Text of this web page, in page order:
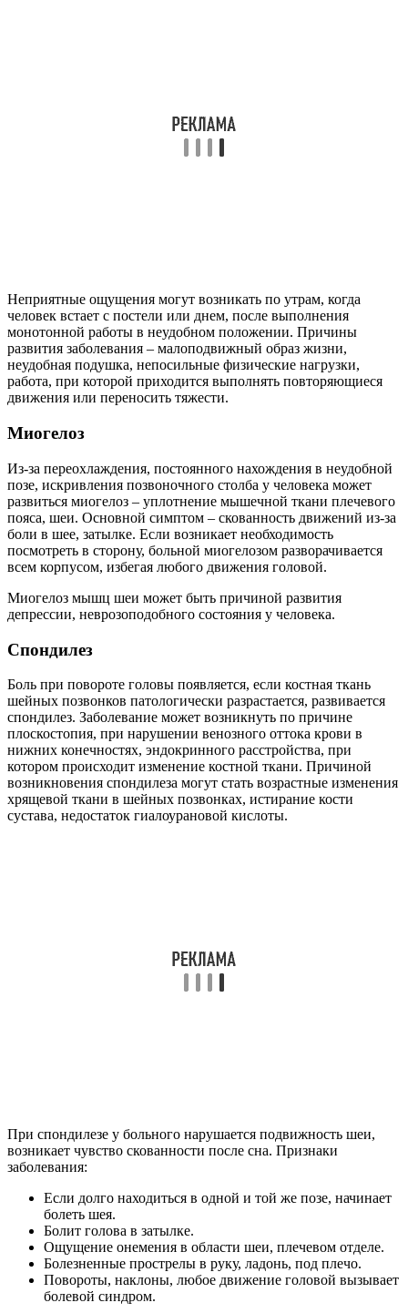
Неприятные ощущения могут возникать по утрам, когда
человек встает с постели или днем, после выполнения
монотонной работы в неудобном положении. Причины
развития заболевания – малоподвижный образ жизни,
неудобная подушка, непосильные физические нагрузки,
работа, при которой приходится выполнять повторяющиеся
движения или переносить тяжести.
Миогелоз
Из-за переохлаждения, постоянного нахождения в неудобной
позе, искривления позвоночного столба у человека может
развиться миогелоз – уплотнение мышечной ткани плечевого
пояса, шеи. Основной симптом – скованность движений из-за
боли в шее, затылке. Если возникает необходимость
посмотреть в сторону, больной миогелозом разворачивается
всем корпусом, избегая любого движения головой.
Миогелоз мышц шеи может быть причиной развития
депрессии, неврозоподобного состояния у человека.
Спондилез
Боль при повороте головы появляется, если костная ткань
шейных позвонков патологически разрастается, развивается
спондилез. Заболевание может возникнуть по причине
плоскостопия, при нарушении венозного оттока крови в
нижних конечностях, эндокринного расстройства, при
котором происходит изменение костной ткани. Причиной
возникновения спондилеза могут стать возрастные изменения
хрящевой ткани в шейных позвонках, истирание кости
сустава, недостаток гиалоурановой кислоты.
При спондилезе у больного нарушается подвижность шеи,
возникает чувство скованности после сна. Признаки
заболевания:
Если долго находиться в одной и той же позе, начинает
болеть шея.
Болит голова в затылке.
Ощущение онемения в области шеи, плечевом отделе.
Болезненные прострелы в руку, ладонь, под плечо.
Повороты, наклоны, любое движение головой вызывает
болевой синдром.